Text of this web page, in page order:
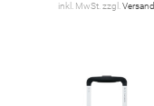
inkl. MwSt. zzgl.Versand